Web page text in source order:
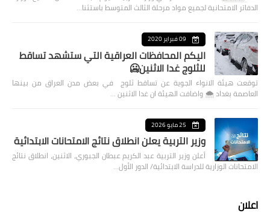
الدفاتر الامتحانية لجميع مواد مرحلة الثالث المتوسط باستثنا…
09 فبراير 2020
اليكم المحافظات العراقية التي ستشهد تساقط
للثلوج غدا الاثنين🥶
توقعت هيئة الانواء الجوية عن تساقط ثلوج في بعض مدن العراق من بينها
العاصمة بغداد ⁦🌨️⁩ واضافت الهيئة ان غدا الاثنين …
25 مايو 2026
وزير التربية يعلن انطلاق نتائج الامتحانات الابتدائية
أعلن وزير التربية عبد الكريم عبطان الجبوري، الاثنين، انطلاق نتائج
الامتحانات الوزارية للدراسة الابتدائية/ الدور الأول…
اعلان